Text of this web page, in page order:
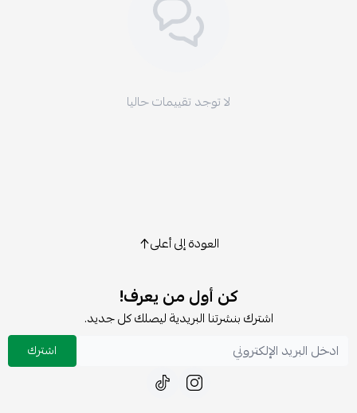
لا توجد تقييمات حاليا
العودة إلى أعلى
كن أول من يعرف!
اشترك بنشرتنا البريدية ليصلك كل جديد.
اشترك